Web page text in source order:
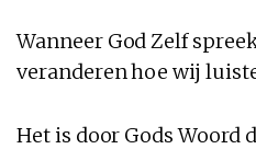
Wanneer God Zelf
veranderen hoe wij
Het is door Gods Woord